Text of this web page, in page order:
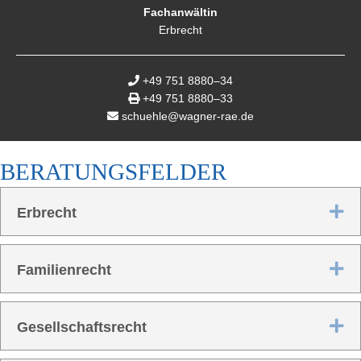
Fach­an­wäl­tin
Erbrecht
+49 751 8880–34
+49 751 8880–33
schuehle@wagner-rae.de
BERA­TUNGS­FEL­DER
Erbrecht
Fami­li­en­recht
Gesell­schafts­recht